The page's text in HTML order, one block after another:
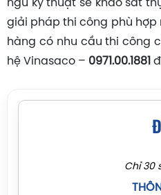
ngũ kỹ thuật sẽ khảo sát
giải pháp thi công phù hợp
hàng có nhu cầu thi công
hệ Vinasaco – 0971.00.1881
Chỉ 30